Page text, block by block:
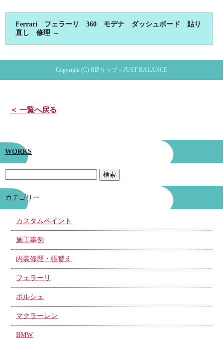
Ferrari フェラーリ 360 モデナ ダッシュボード 貼り
直し 修理 →
Copyright (C) RIPリップ – JUST BALANCE
＜ 一覧へ戻る
WORKS
カテゴリー
カスタムペイント
施工事例
内装修理・張替え
フェラーリ
ポルシェ
マクラーレン
BMW